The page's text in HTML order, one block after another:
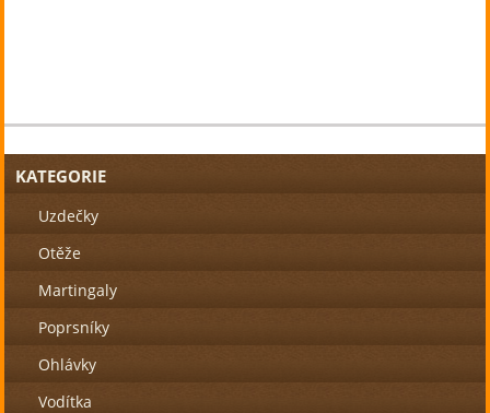
KATEGORIE
Uzdečky
Otěže
Martingaly
Poprsníky
Ohlávky
Vodítka